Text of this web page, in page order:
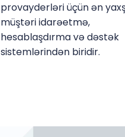
provayderləri üçün ən
müştəri idarəetmə,
hesablaşdırma və dəstək
sistemlərindən biridir.